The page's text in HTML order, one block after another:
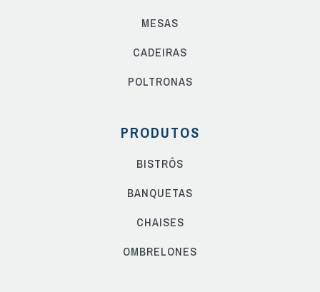
MESAS
CADEIRAS
POLTRONAS
PRODUTOS
BISTRÔS
BANQUETAS
CHAISES
OMBRELONES